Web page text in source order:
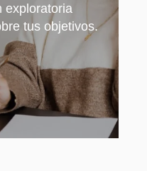
exploratoria
tus objetivos.